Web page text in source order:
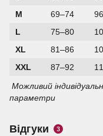
M
69–74
L
75–80
XL
81–86
XXL
87–92
Можливий
параметри
Відгуки 3